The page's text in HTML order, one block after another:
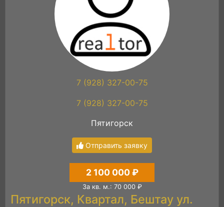
7 (928) 327-00-75
7 (928) 327-00-75
Пятигорск
Отправить заявку
2 100 000 ₽
За кв. м.: 70 000 ₽
Пятигорск, Квартал, Бештау ул.